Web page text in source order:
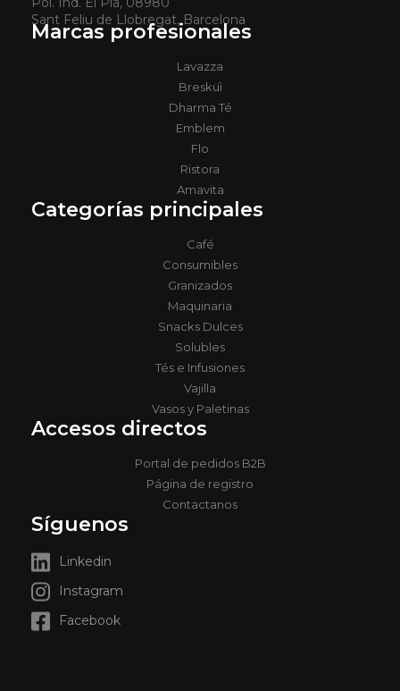
Sant Feliu de Llobregat, Barcelona
Marcas profesionales
Lavazza
Bresküì
Dharma Té
Emblem
Flo
Ristora
Amavita
Categorías principales
Café
Consumibles
Granizados
Maquinaria
Snacks Dulces
Solubles
Tés e Infusiones
Vajilla
Vasos y Paletinas
Accesos directos
Portal de pedidos B2B
Página de registro
Contactanos
Síguenos
Linkedin
Instagram
Facebook